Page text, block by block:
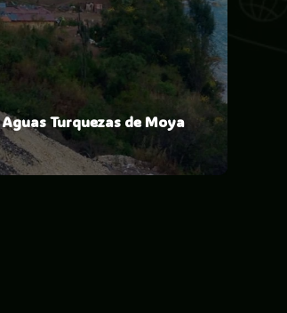
Aguas Turquezas de Moya